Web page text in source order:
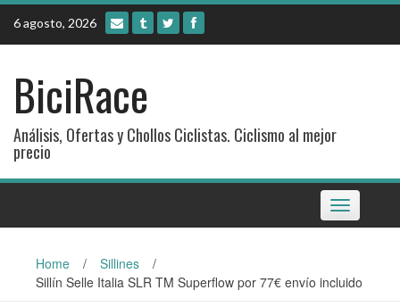
Skip
content
6 agosto, 2026
BiciRace
Análisis, Ofertas y Chollos Ciclistas. Ciclismo al mejor
precio
Toggle
navigation
Home / Sillines
/
Sillín Selle Italia SLR TM Superflow por 77€ envío incluido